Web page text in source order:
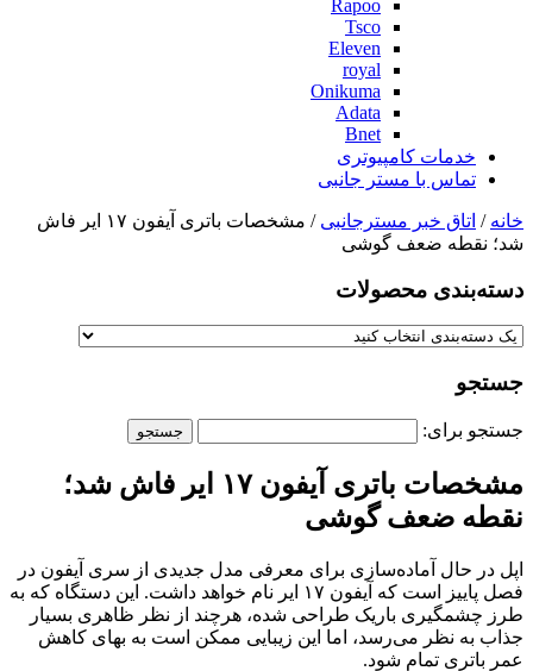
Rapoo
Tsco
Eleven
royal
Onikuma
Adata
Bnet
خدمات کامپیوتری
تماس با مستر جانبی
خانه / اتاق خبر مسترجانبی
/ مشخصات باتری آیفون ۱۷ ایر فاش
شد؛ نقطه ضعف گوشی
دسته‌بندی‌ محصولات
جستجو
جستجو برای:
مشخصات باتری آیفون ۱۷ ایر فاش شد؛
نقطه ضعف گوشی
اپل در حال آماده‌سازی برای معرفی مدل جدیدی از سری آیفون در
فصل پاییز است که آیفون ۱۷ ایر نام خواهد داشت. این دستگاه که به
طرز چشمگیری باریک طراحی شده، هرچند از نظر ظاهری بسیار
جذاب به نظر می‌رسد، اما این زیبایی ممکن است به بهای کاهش
عمر باتری تمام شود.